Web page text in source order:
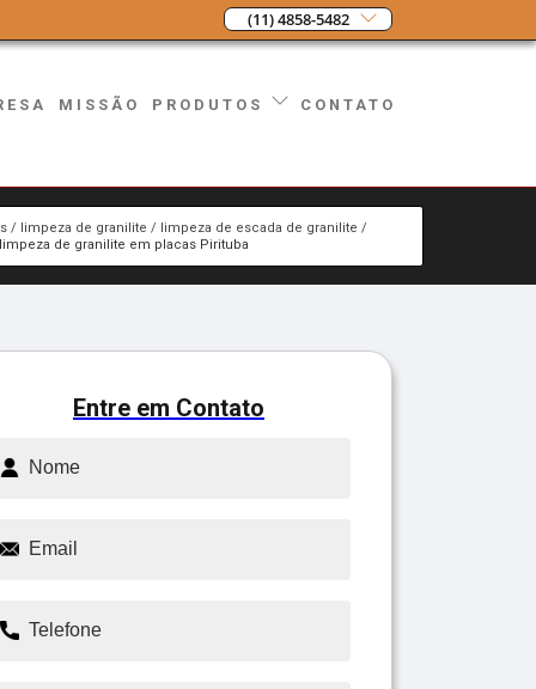
(11) 4858-5482
MISSÃO PRODUTOS CONTATO
limpeza de granilite
limpeza de escada de granilite
limpeza de granilite em placas Pirituba
Entre em Contato